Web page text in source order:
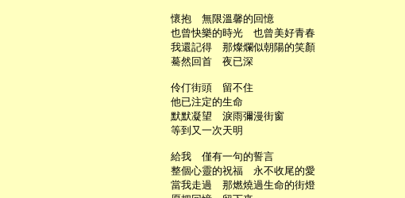
     懷抱　無限溫馨的回憶
     也曾快樂的時光　也曾美好青春
     我還記得　那燦爛似朝陽的笑顏
     驀然回首　夜已深
     伶仃街頭　留不住
     他已注定的生命
     默默凝望　淚雨彌漫街窗
     等到又一次天明
     給我　僅有一句的誓言
     整個心靈的祝福　永不收尾的愛
     當我走過　那燃燒過生命的街燈